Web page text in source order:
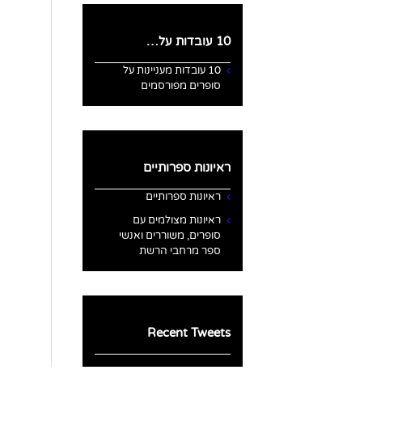
10 עובדות על…
10 עובדות מעניינות על
סופרים מפורסמים
ראיונות ספרותיים
ראיונות ספרותיים
ראיונות מצולמים עם
סופרים, משוררים ואנשי
ספר מרחבי הרשת
Recent Tweets